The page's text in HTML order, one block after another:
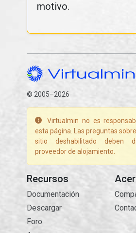
motivo.
© 2005–2026
Virtualmin no es
esta página. Las preguntas
sitio deshabilitado deben
proveedor de alojamiento.
Recursos
Documentación
Descargar
Foro